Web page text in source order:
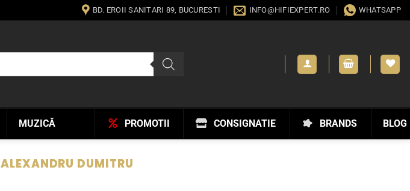
BD. EROII SANITARI 89, BUCURESTI INFO@HIFIEXPERT.RO WHATSAPP
MUZICĂ BLOG
BRANDS
CONSIGNATIE
PROMOTII
ALEXANDRU DUMITRU